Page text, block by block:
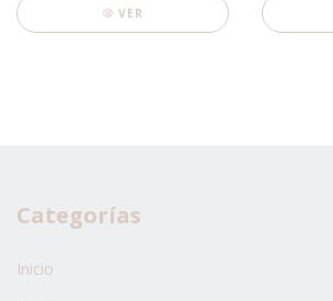
VER
Categorías
Inicio